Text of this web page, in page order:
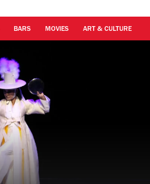
BARS MOVIES ART & CULTURE